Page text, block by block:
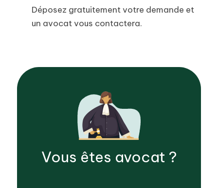
Déposez gratuitement votre demande et
un avocat vous contactera.
Vous êtes avocat ?